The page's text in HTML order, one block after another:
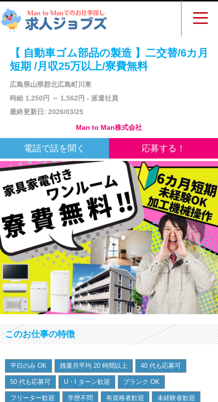
【 自動車ゴム部品の製造 】二交替/6カ月
短期 /月収25万以上/寮費無料
広島県山県郡北広島町川東
時給 1,250円 ～ 1,562円 - 派遣社員
最終更新日: 2026/03/25
Man to Man株式会社
電話で話を聞く 応募する！
このお仕事の特徴
平日のみ OK 残業月平均 20 時間以上 40 代も応募可
50 代も応募可 U・I ターン歓迎 ブランク OK
フリーター歓迎 学歴不問 有資格者歓迎 未経験者歓迎